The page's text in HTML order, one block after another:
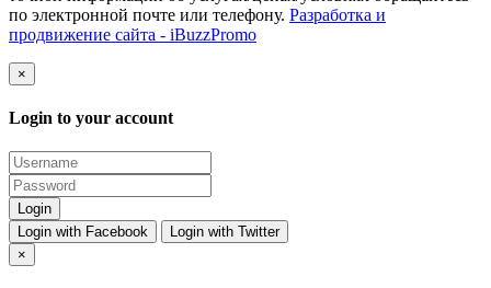
по электронной почте или телефону. Разработка и
продвижение сайта - iBuzzPromo
×
Login to your account
Login with Facebook
Login with Twitter
×